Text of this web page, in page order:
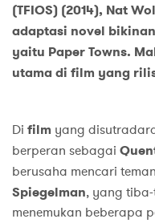
(TFIOS) (2014), Nat
adaptasi novel
yaitu Paper Towns.
utama di film yang
Di film yang
berperan sebagai
berusaha mencari
Spiegelman, yang
menemukan beberapa